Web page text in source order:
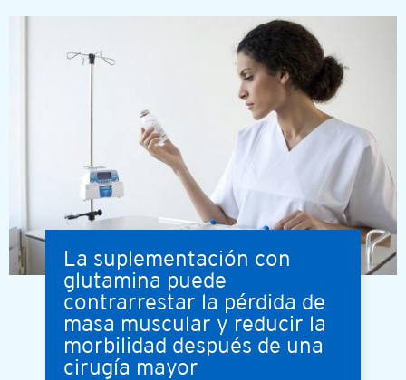
La suplementación con
glutamina puede
contrarrestar la pérdida de
masa muscular y reducir la
morbilidad después de una
cirugía mayor